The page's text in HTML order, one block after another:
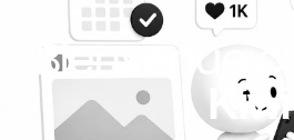
Bienvenue
Kiwi